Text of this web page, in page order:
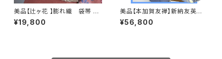
美品【辻ヶ花 】膨れ織 袋帯 正
絹 q269
¥19,800
美品【本加賀友禅】新納友英
紬 訪問着 正絹 袷s665
¥56,800